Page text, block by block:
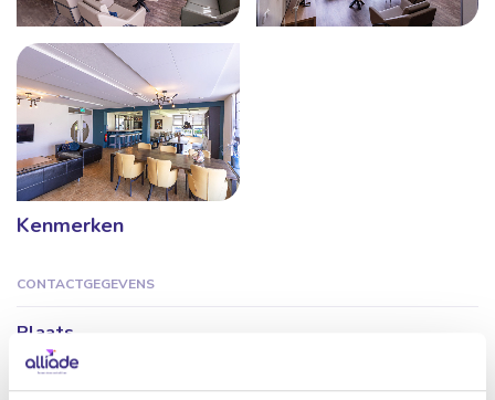
Kenmerken
CONTACTGEGEVENS
Plaats
Dokkum